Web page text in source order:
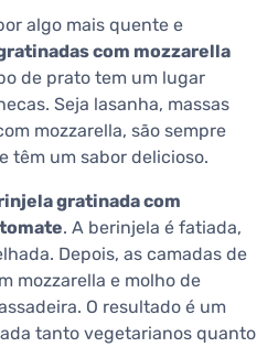
algo mais quente e
com mozzarella
de prato tem um lugar
Seja lasanha, massas
mozzarella, são sempre
têm um sabor delicioso.
gratinada com
. A berinjela é fatiada,
Depois, as camadas de
mozzarella e molho de
O resultado é um
tanto vegetarianos quanto